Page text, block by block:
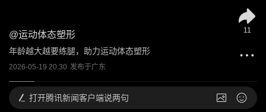
@运动体态塑形
年龄越大越要练腿，助力运动体态塑形
2026-05-19 20:30 发布于广东
11
打开腾讯新闻客户端说两句